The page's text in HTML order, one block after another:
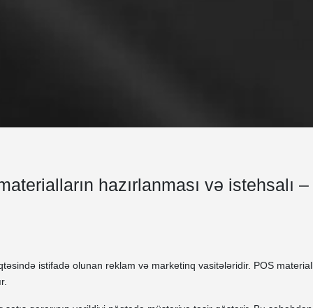
hazırlanması və istehsalı
istifadə olunan reklam və marketinq vasitələridir. POS